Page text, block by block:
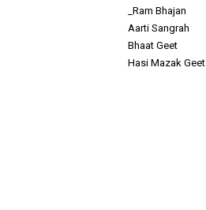
_Ram Bhajan
Aarti Sangrah
Bhaat Geet
Hasi Mazak Geet